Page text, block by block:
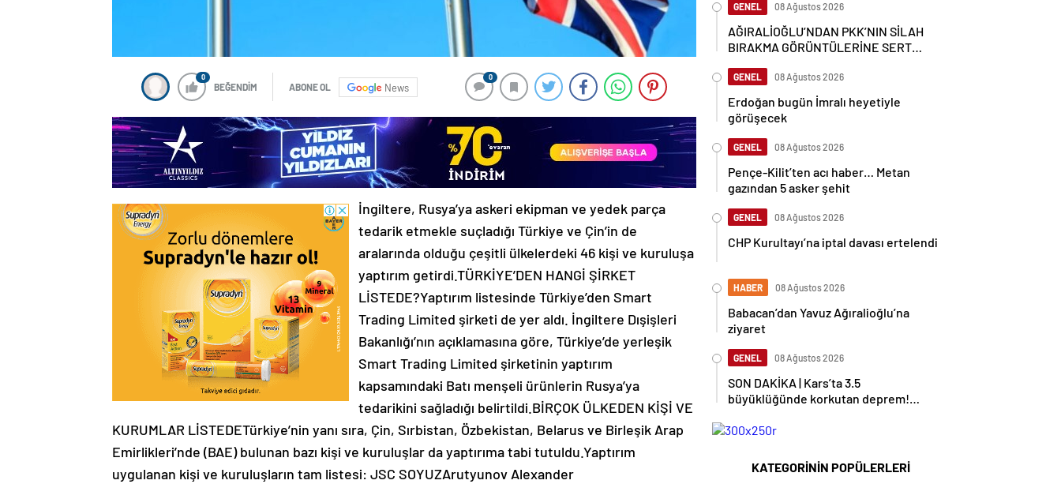
0
BEĞENDİM ABONE OL News
0
İngiltere, Rusya’ya askeri ekipman ve yedek parça
tedarik etmekle suçladığı Türkiye ve Çin’in de
aralarında olduğu çeşitli ülkelerdeki 46 kişi ve kuruluşa
yaptırım getirdi.TÜRKİYE’DEN HANGİ ŞİRKET
LİSTEDE?Yaptırım listesinde Türkiye’den Smart
Trading Limited şirketi de yer aldı. İngiltere Dışişleri
Bakanlığı’nın açıklamasına göre, Türkiye’de yerleşik
Smart Trading Limited şirketinin yaptırım
kapsamındaki Batı menşeli ürünlerin Rusya’ya
tedarikini sağladığı belirtildi.BİRÇOK ÜLKEDEN KİŞİ VE
KURUMLAR LİSTEDETürkiye’nin yanı sıra, Çin, Sırbistan, Özbekistan, Belarus ve Birleşik Arap
Emirlikleri’nde (BAE) bulunan bazı kişi ve kuruluşlar da yaptırıma tabi tutuldu.Yaptırım
uygulanan kişi ve kuruluşların tam listesi: JSC SOYUZArutyunov Alexander
GENEL 08 Ağustos 2026
AĞIRALİOĞLU’NDAN PKK’NIN SİLAH
BIRAKMA GÖRÜNTÜLERİNE SERT
GENEL 08 Ağustos 2026
Erdoğan bugün İmralı heyetiyle
görüşecek
GENEL 08 Ağustos 2026
Pençe-Kilit’ten acı haber… Metan
gazından 5 asker şehit
GENEL 08 Ağustos 2026
CHP Kurultayı’na iptal davası ertelendi
HABER 08 Ağustos 2026
Babacan’dan Yavuz Ağıralioğlu’na
ziyaret
GENEL 08 Ağustos 2026
SON DAKİKA | Kars’ta 3.5
büyüklüğünde korkutan deprem!
KATEGORİNİN POPÜLERLERİ